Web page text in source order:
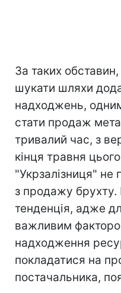
За таких
шукати шляхи
надходжень,
стати продаж
тривалий час, з
кінця травня
"Укрзалізниця" не
з продажу брухту.
тенденція, адже
важливим
надходження
покладатися на
постачальника,